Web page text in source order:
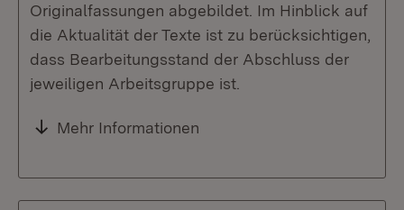
Originalfassungen abgebildet. Im Hinblick auf
die Aktualität der Texte ist zu berücksichtigen,
dass Bearbeitungsstand der Abschluss der
jeweiligen Arbeitsgruppe ist.
Mehr Informationen